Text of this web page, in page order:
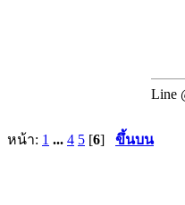
Line
หน้า: 1 ... 4 5 [6] ขึ้นบน